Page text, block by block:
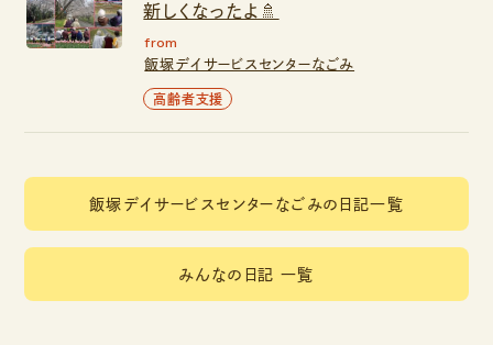
新しくなったよ🚿
from
飯塚デイサービスセンターなごみ
高齢者支援
飯塚デイサービスセンターなごみの日記一覧
みんなの日記 一覧